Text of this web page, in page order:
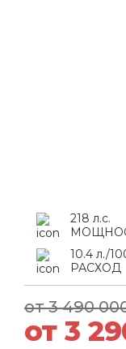
от 3 490
от 3
218 л.с.
10.4 л./
РАСХОД